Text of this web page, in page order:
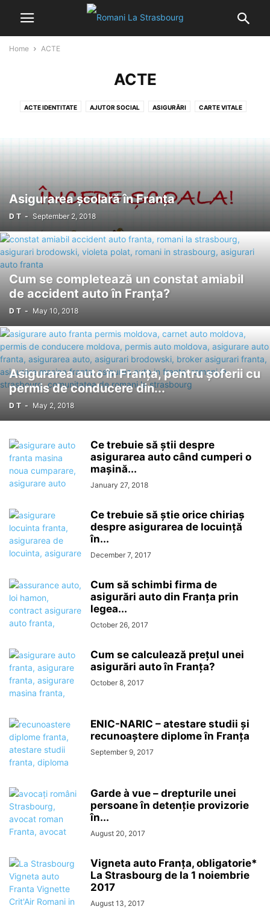
Home ACTE
ACTE
ACTE IDENTITATE AJUTOR SOCIAL ASIGURĂRI CARTE VITALE
Asigurarea școlară în Franța
D T - September 2, 2018
Cum se completează un constat amiabil
de accident auto în Franța?
D T - May 10, 2018
Asigurarea auto în Franța, pentru șoferii cu
permis de conducere din...
D T - May 2, 2018
Ce trebuie să știi despre
asigurarea auto când cumperi o
mașină...
January 27, 2018
Ce trebuie să știe orice chiriaș
despre asigurarea de locuință
în...
December 7, 2017
Cum să schimbi firma de
asigurări auto din Franța prin
legea...
October 26, 2017
Cum se calculează prețul unei
asigurări auto în Franța?
October 8, 2017
ENIC-NARIC – atestare studii și
recunoaștere diplome în Franța
September 9, 2017
Garde à vue – drepturile unei
persoane în detenție provizorie
în...
August 20, 2017
Vigneta auto Franța, obligatorie*
La Strasbourg de la 1 noiembrie
2017
August 13, 2017